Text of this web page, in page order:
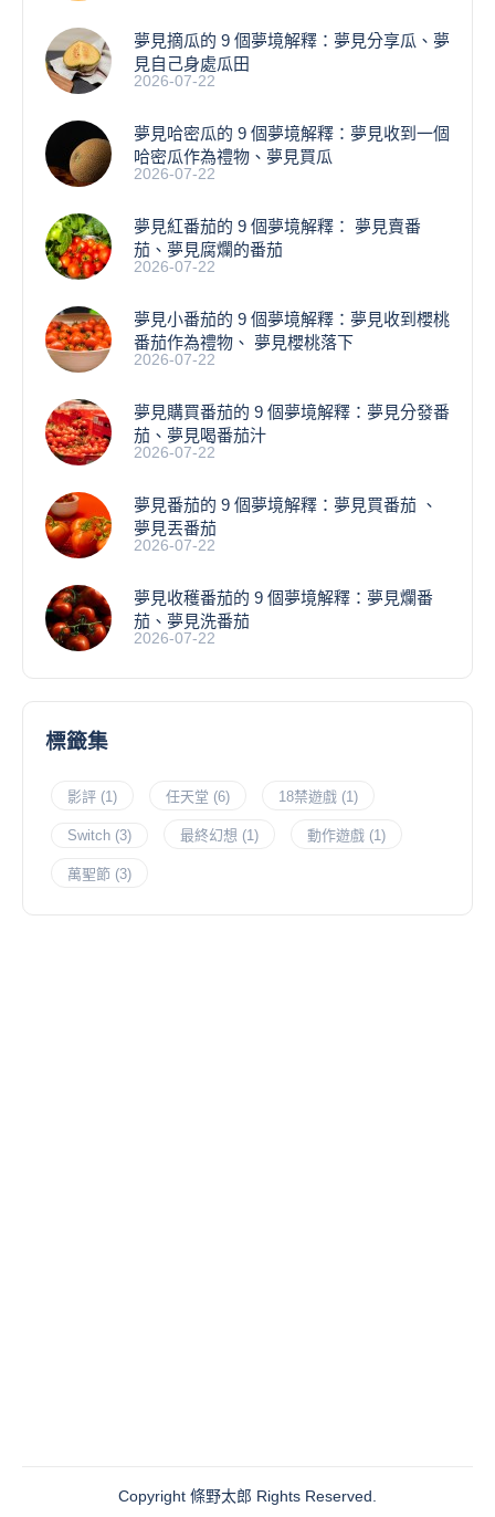
夢見摘瓜的 9 個夢境解釋：夢見分享瓜、夢
見自己身處瓜田
2026-07-22
夢見哈密瓜的 9 個夢境解釋：夢見收到一個
哈密瓜作為禮物、夢見買瓜
2026-07-22
夢見紅番茄的 9 個夢境解釋： 夢見賣番
茄、夢見腐爛的番茄
2026-07-22
​夢見小番茄的 9 個夢境解釋：夢見收到櫻桃
番茄作為禮物、 夢見櫻桃落下
2026-07-22
夢見購買番茄的 9 個夢境解釋：夢見分發番
茄、夢見喝番茄汁
2026-07-22
夢見番茄的 9 個夢境解釋：夢見買番茄 、
夢見丟番茄
2026-07-22
夢見收穫番茄的 9 個夢境解釋：夢見爛番
茄、夢見洗番茄
2026-07-22
標籤集
影評 (1) 任天堂 (6) 18禁遊戲 (1)
Switch (3) 最終幻想 (1) 動作遊戲 (1)
萬聖節 (3)
Copyright 條野太郎 Rights Reserved.